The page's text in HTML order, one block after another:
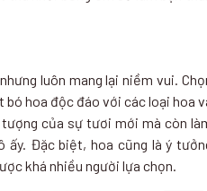
luôn mang lại niềm vui.
bó hoa độc đáo với các loại hoa
của sự tươi mới mà còn
ấy. Đặc biệt, hoa cũng là ý
khá nhiều người lựa chọn.